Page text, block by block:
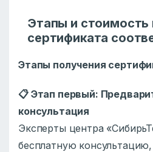
Этапы и стоимость
сертификата
Этапы получения
📋Этап первый:
консультация
Эксперты центра
бесплатную